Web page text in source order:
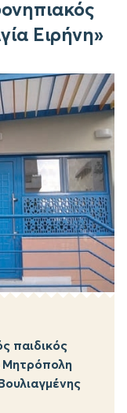
Ειρήνη»
παιδικός
Μητρόπολη